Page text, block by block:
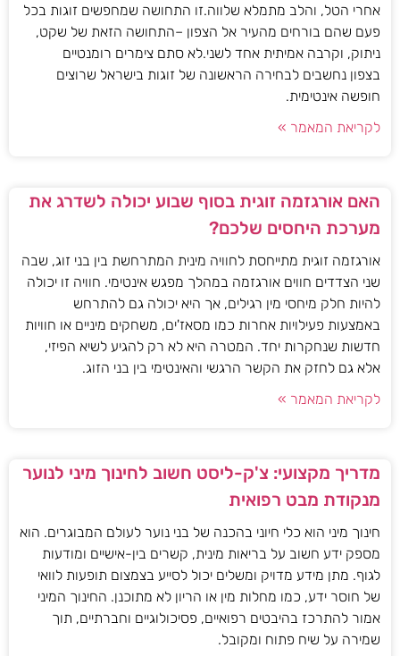
אחרי הטל, והלב מתמלא שלווה.זו התחושה שמחפשים זוגות בכל
פעם שהם בורחים מהעיר אל הצפון –התחושה הזאת של שקט,
ניתוק, וקרבה אמיתית אחד לשני.לא סתם צימרים רומנטיים
בצפון נחשבים לבחירה הראשונה של זוגות בישראל שרוצים
חופשה אינטימית.
לקריאת המאמר »
האם אורגזמה זוגית בסוף שבוע יכולה לשדרג את
מערכת היחסים שלכם?
אורגזמה זוגית מתייחסת לחוויה מינית המתרחשת בין בני זוג, שבה
שני הצדדים חווים אורגזמה במהלך מפגש אינטימי. חוויה זו יכולה
להיות חלק מיחסי מין רגילים, אך היא יכולה גם להתרחש
באמצעות פעילויות אחרות כמו מסאז'ים, משחקים מיניים או חוויות
חדשות שנחקרות יחד. המטרה היא לא רק להגיע לשיא הפיזי,
אלא גם לחזק את הקשר הרגשי והאינטימי בין בני הזוג.
לקריאת המאמר »
מדריך מקצועי: צ'ק-ליסט חשוב לחינוך מיני לנוער
מנקודת מבט רפואית
חינוך מיני הוא כלי חיוני בהכנה של בני נוער לעולם המבוגרים. הוא
מספק ידע חשוב על בריאות מינית, קשרים בין-אישיים ומודעות
לגוף. מתן מידע מדויק ומשלים יכול לסייע בצמצום תופעות לוואי
של חוסר ידע, כמו מחלות מין או הריון לא מתוכנן. החינוך המיני
אמור להתרכז בהיבטים רפואיים, פסיכולוגיים וחברתיים, תוך
שמירה על שיח פתוח ומקובל.